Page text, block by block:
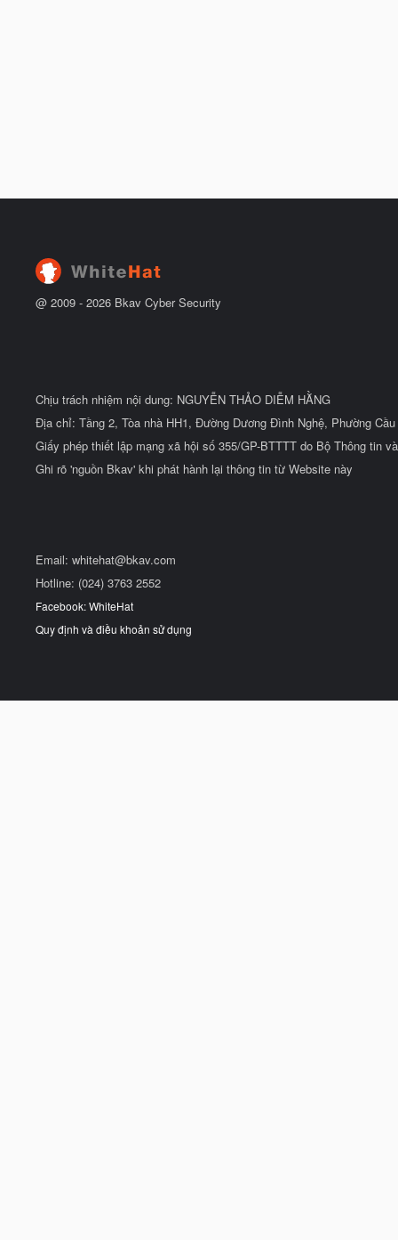
@ 2009 - 2026 Bkav Cyber Security
Chịu trách nhiệm nội dung: NGUYỄN THẢO DIỄM HẰNG
Địa chỉ: Tầng 2, Tòa nhà HH1, Đường Dương Đình Nghệ, Phường
Giấy phép thiết lập mạng xã hội số 355/GP-BTTTT do Bộ Thông tin
Ghi rõ 'nguồn Bkav' khi phát hành lại thông tin từ Website này
Email: whitehat@bkav.com
Hotline: (024) 3763 2552
Facebook: WhiteHat
Quy định và điều khoản sử dụng